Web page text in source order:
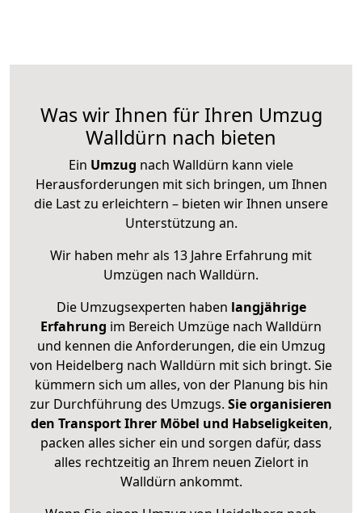
Was wir Ihnen für Ihren Umzug
Walldürn nach bieten
Ein Umzug nach Walldürn kann viele
Herausforderungen mit sich bringen, um Ihnen
die Last zu erleichtern – bieten wir Ihnen unsere
Unterstützung an.
Wir haben mehr als 13 Jahre Erfahrung mit
Umzügen nach Walldürn.
Die Umzugsexperten haben langjährige
Erfahrung im Bereich Umzüge nach Walldürn
und kennen die Anforderungen, die ein Umzug
von Heidelberg nach Walldürn mit sich bringt. Sie
kümmern sich um alles, von der Planung bis hin
zur Durchführung des Umzugs. Sie organisieren
den Transport Ihrer Möbel und Habseligkeiten,
packen alles sicher ein und sorgen dafür, dass
alles rechtzeitig an Ihrem neuen Zielort in
Walldürn ankommt.